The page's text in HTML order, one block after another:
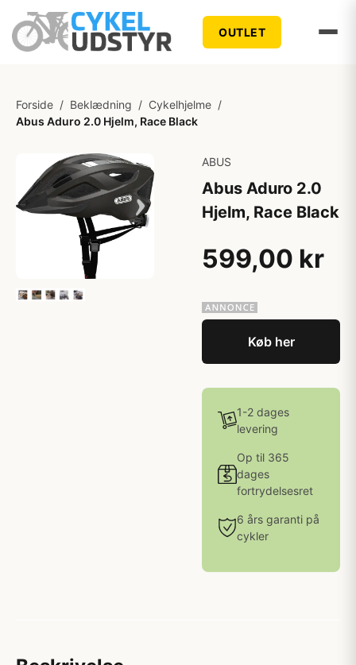
OUTLET
Forside / Beklædning / Cykelhjelme /
Abus Aduro 2.0 Hjelm, Race Black
ABUS
Abus Aduro 2.0
Hjelm, Race Black
599,00 kr
Køb her
1-2 dages
levering
Op til 365
dages
fortrydelsesret
6 års garanti på
cykler